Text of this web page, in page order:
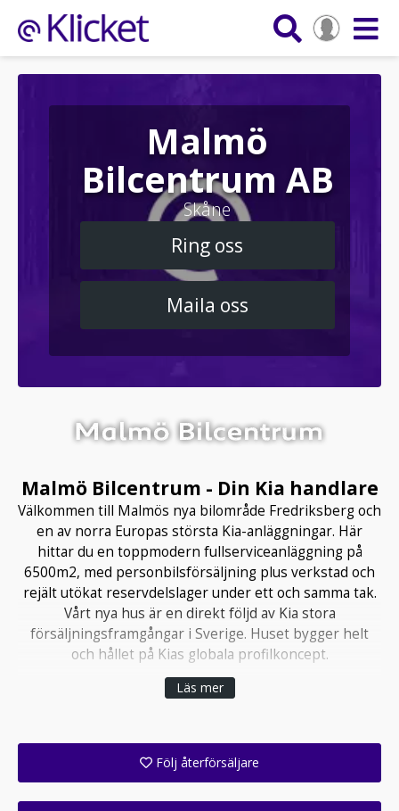
Malmö
Bilcentrum AB
Skåne
Ring oss
Maila oss
Malmö Bilcentrum - Din Kia handlare
Välkommen till Malmös nya bilområde Fredriksberg och
en av norra Europas största Kia-anläggningar. Här
hittar du en toppmodern fullserviceanläggning på
6500m2, med personbilsförsäljning plus verkstad och
rejält utökat reservdelslager under ett och samma tak.
Vårt nya hus är en direkt följd av Kia stora
försäljningsframgångar i Sverige. Huset bygger helt
och hållet på Kias globala profilkoncept.
Läs mer
Följ återförsäljare